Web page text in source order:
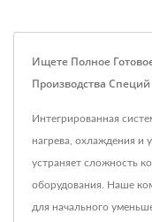
Ищете Полное
Производства
Интегрированная
нагрева, охлаждения и
устраняет сложность
оборудования. Наше
для начального